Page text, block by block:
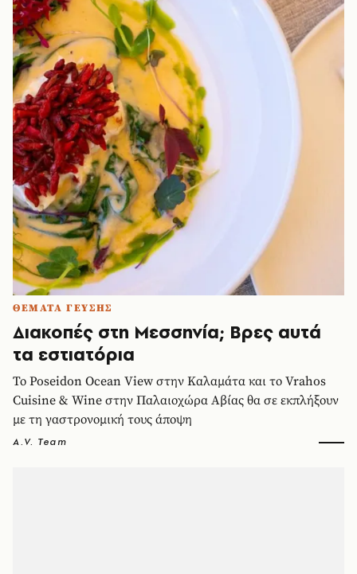
ΘΕΜΑΤΑ ΓΕΥΣΗΣ
Διακοπές στη Μεσσηνία; Βρες αυτά
τα εστιατόρια
Το Poseidon Ocean View στην Καλαμάτα και το Vrahos
Cuisine & Wine στην Παλαιοχώρα Αβίας θα σε εκπλήξουν
με τη γαστρονομική τους άποψη
A.V. Team